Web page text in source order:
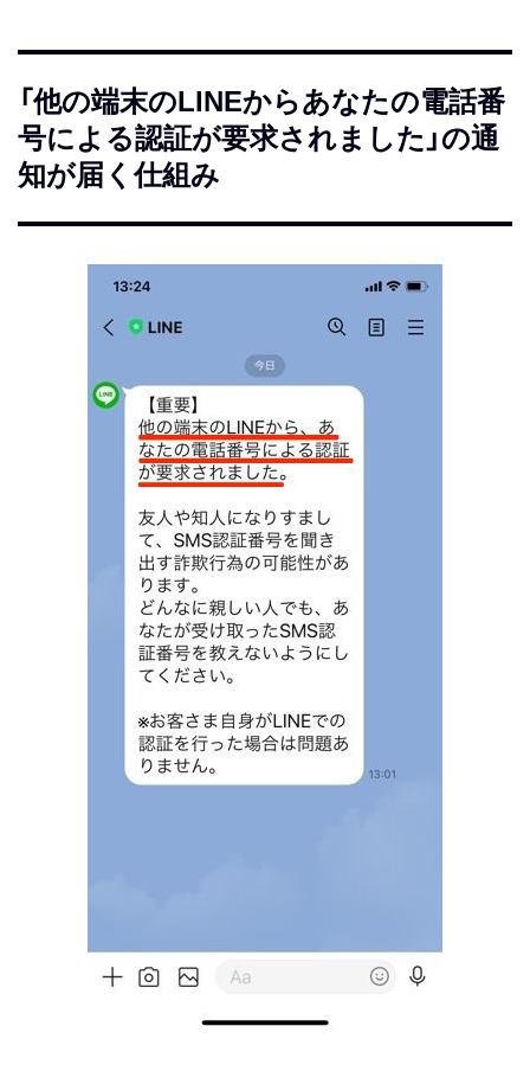
「他の端末のLINEからあなたの電話番
号による認証が要求されました」の通
知が届く仕組み